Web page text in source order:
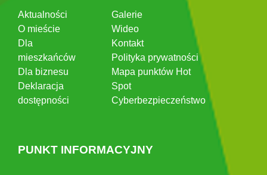
Aktualności
O mieście
Dla
mieszkańców
Dla biznesu
Deklaracja
dostępności
Galerie
Wideo
Kontakt
Polityka prywatności
Mapa punktów Hot
Spot
Cyberbezpieczeństwo
PUNKT INFORMACYJNY